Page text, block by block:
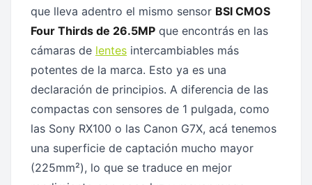
que lleva adentro el mismo sensor BSI CMOS
Four Thirds de 26.5MP que encontrás en las
cámaras de lentes intercambiables más
potentes de la marca. Esto ya es una
declaración de principios. A diferencia de las
compactas con sensores de 1 pulgada, como
las Sony RX100 o las Canon G7X, acá tenemos
una superficie de captación mucho mayor
(225mm²), lo que se traduce en mejor